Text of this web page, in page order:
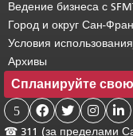
Ведение бизнеса с
Город и округ Сан-
Условия
Архивы
Спланируйте
5    
☎ 311 (за пределами